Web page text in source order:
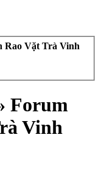
Rao Vặt Trà Vinh
Forum
Vinh